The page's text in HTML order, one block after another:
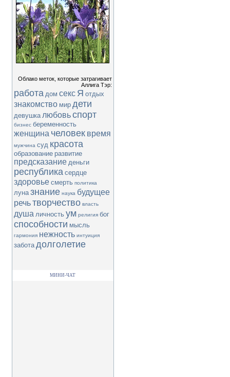
Облако меток, которые затрагивает
Аллига Тэр:
работа дом секс Я отдых
знакомство мир дети
девушка любовь спорт
бизнес беременность
женщина человек время
мужчина суд красота
образование развитие
предсказание деньги
республика сердце
здоровье смерть политика
луна знание наука будущее
речь творчество власть
душа личность ум религия бог
способности мысль
гармония нежность интуиция
забота долголетие
МИНИ-ЧАТ